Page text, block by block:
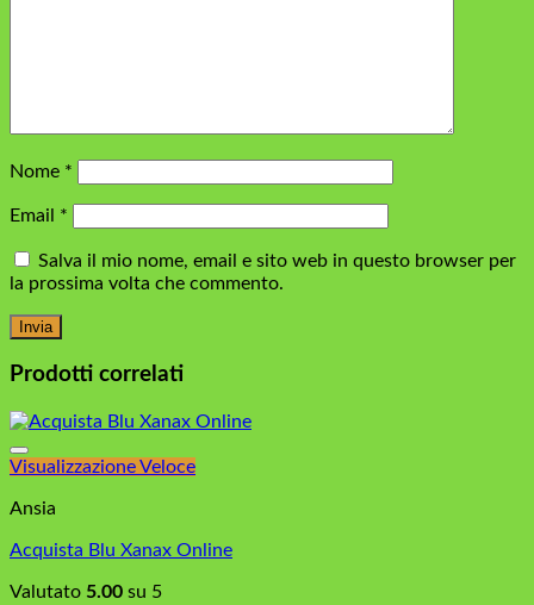
Nome *
Email *
Salva il mio nome, email e sito web in questo browser per
la prossima volta che commento.
Prodotti correlati
Visualizzazione Veloce
Ansia
Acquista Blu Xanax Online
Valutato 5.00 su 5